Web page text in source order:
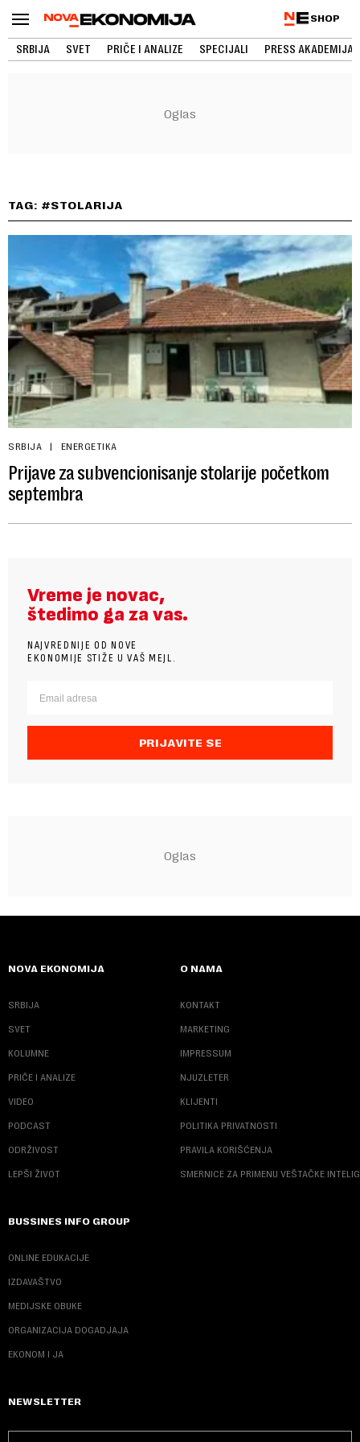
SHOP
SRBIJA SVET PRIČE I ANALIZE SPECIJALI PRESS AKADEMIJA
TAG: #STOLARIJA
SRBIJA ENERGETIKA
Prijave za subvencionisanje stolarije početkom
septembra
Vreme je novac,
štedimo ga za vas.
NAJVREDNIJE OD NOVE
EKONOMIJE STIŽE U VAŠ MEJL.
PRIJAVITE SE
NOVA EKONOMIJA
SRBIJA
SVET
KOLUMNE
PRIČE I ANALIZE
VIDEO
PODCAST
ODRŽIVOST
LEPŠI ŽIVOT
O NAMA
KONTAKT
MARKETING
IMPRESSUM
NJUZLETER
KLIJENTI
POLITIKA PRIVATNOSTI
PRAVILA KORIŠĆENJA
SMERNICE ZA PRIMENU VEŠTAČKE
BUSSINES INFO GROUP
ONLINE EDUKACIJE
IZDAVAŠTVO
MEDIJSKE OBUKE
ORGANIZACIJA DOGADJAJA
EKONOM I JA
NEWSLETTER